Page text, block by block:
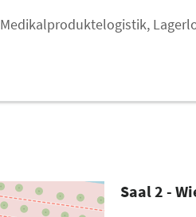
Medikalproduktelogistik,
Saal 2 -